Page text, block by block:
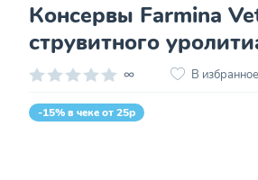
Консервы Farmina
струвитного
∞ В избранное
-15% в чеке от 25р